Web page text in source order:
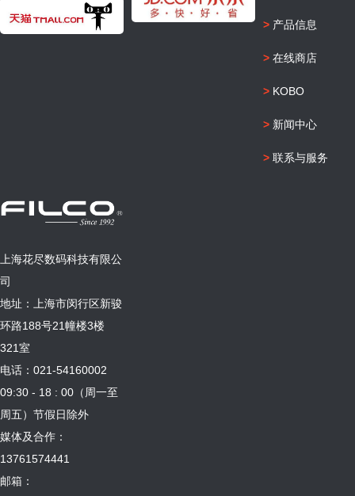
>产品信息
>在线商店
>KOBO
>新闻中心
>联系与服务
上海花尽数码科技有限公
司
地址：上海市闵行区新骏
环路188号21幢楼3楼
321室
电话：021-54160002
09:30 - 18 : 00（周一至
周五）节假日除外
媒体及合作：
13761574441
邮箱：